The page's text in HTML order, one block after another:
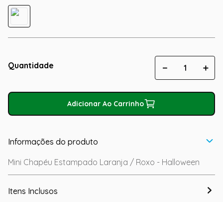
Quantidade ＋
－
Adicionar Ao Carrinho
Informações do produto
Mini Chapéu Estampado Laranja / Roxo - Halloween
Itens Inclusos